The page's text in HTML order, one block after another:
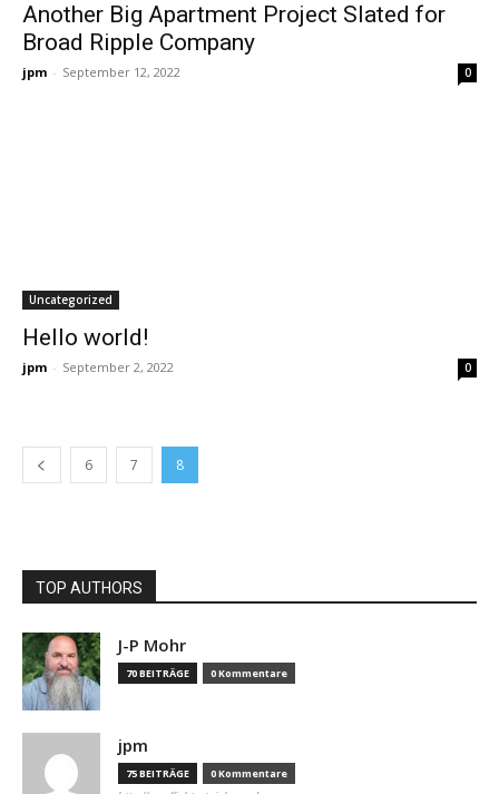
Another Big Apartment Project Slated for
Broad Ripple Company
jpm - September 12, 2022 0
Uncategorized
Hello world!
jpm - September 2, 2022 0
6 7 8
TOP AUTHORS
J-P Mohr
70 BEITRÄGE 0 Kommentare
jpm
75 BEITRÄGE 0 Kommentare